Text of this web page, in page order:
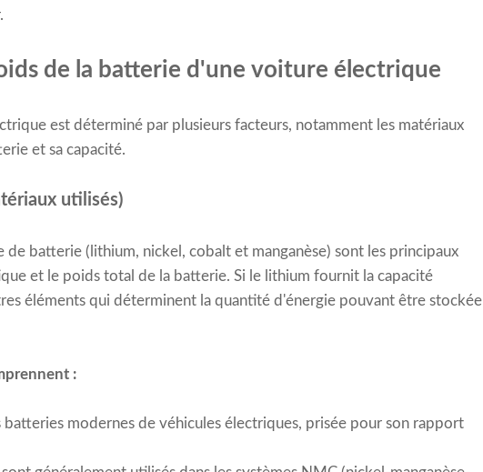
de la batterie d'une voiture électrique
est déterminé par plusieurs facteurs, notamment les matériaux
et sa capacité.
utilisés)
de batterie (lithium, nickel, cobalt et manganèse) sont les principaux
et le poids total de la batterie. Si le lithium fournit la capacité
éléments qui déterminent la quantité d'énergie pouvant être stockée
:
batteries modernes de véhicules électriques, prisée pour son rapport